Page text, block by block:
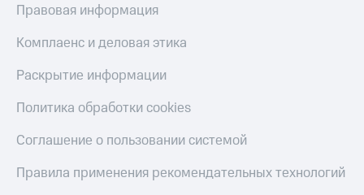
Правовая информация
Комплаенс и деловая этика
Раскрытие информации
Политика обработки cookies
Соглашение о пользовании системой
Правила применения рекомендательных технологий